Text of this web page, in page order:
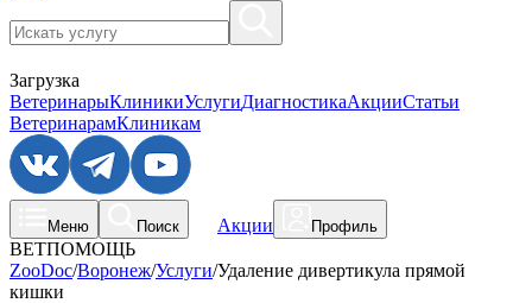
Загрузка
ВетеринарыКлиникиУслугиДиагностикаАкцииСтатьи
ВетеринарамКлиникам
Меню Поиск Акции Профиль
ВЕТПОМОЩЬ
ZooDoc/Воронеж/Услуги/Удаление дивертикула прямой
кишки